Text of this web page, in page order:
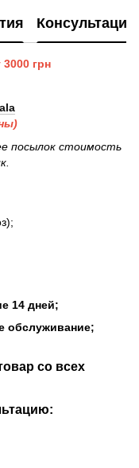
Консультация
грн
посылок стоимость
14 дней;
обслуживание;
со всех